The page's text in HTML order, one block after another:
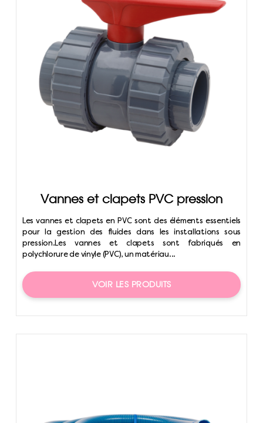
Vannes et clapets PVC pression
Les vannes et clapets en PVC sont des éléments essentiels
pour la gestion des fluides dans les installations sous
pression.Les vannes et clapets sont fabriqués en
polychlorure de vinyle (PVC), un matériau...
VOIR LES PRODUITS